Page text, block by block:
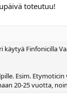
toteutuu!
käytyä Finfonicilla
Esim.
20-25 vuotta,